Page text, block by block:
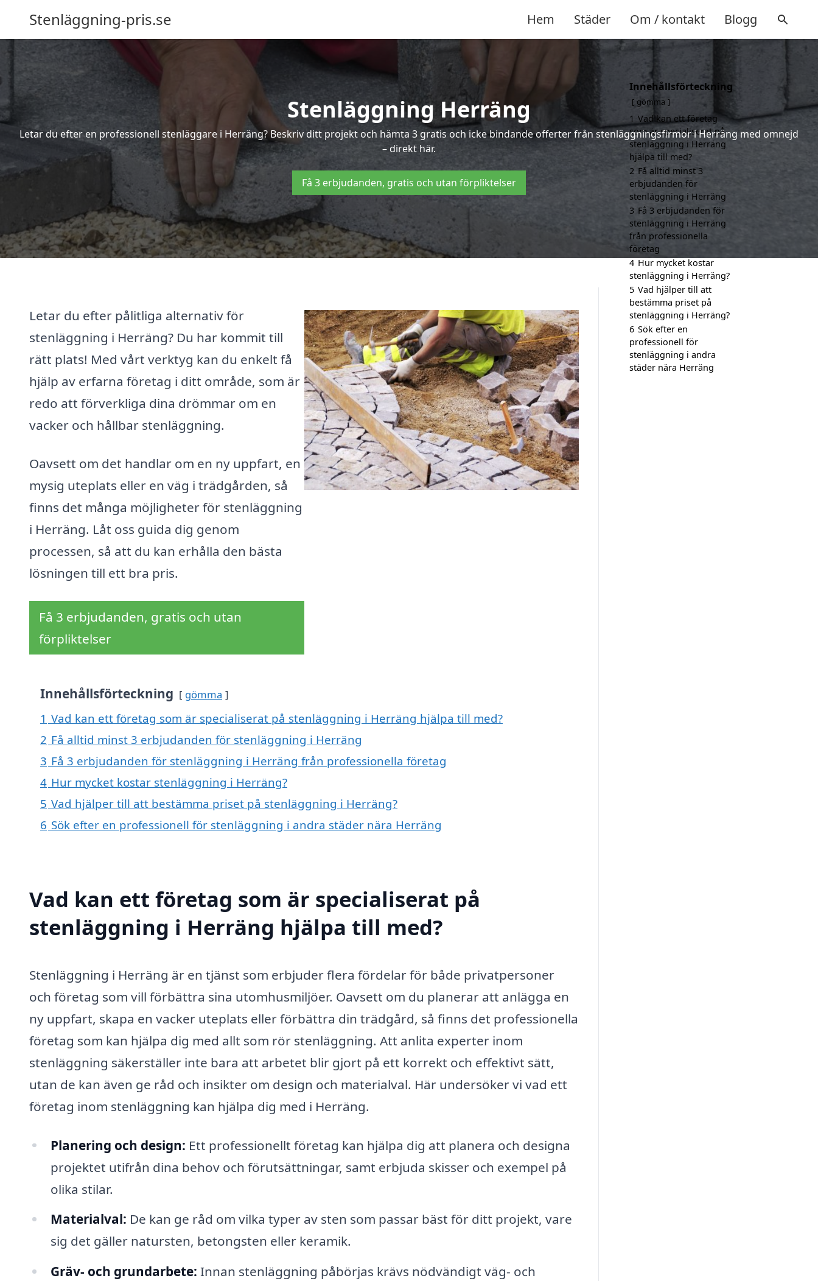
Stenläggning-pris.se Hem Städer Om / kontakt Blogg
Stenläggning Herräng
Letar du efter en professionell stenläggare i Herräng? Beskriv ditt projekt och hämta 3 gratis och icke bindande offerter från stenläggningsfirmor i Herräng med omnejd
– direkt här.
Få 3 erbjudanden, gratis och utan förpliktelser
Letar du efter pålitliga alternativ för
stenläggning i Herräng? Du har kommit till
rätt plats! Med vårt verktyg kan du enkelt få
hjälp av erfarna företag i ditt område, som är
redo att förverkliga dina drömmar om en
vacker och hållbar stenläggning.
Oavsett om det handlar om en ny uppfart, en
mysig uteplats eller en väg i trädgården, så
finns det många möjligheter för stenläggning
i Herräng. Låt oss guida dig genom
processen, så att du kan erhålla den bästa
lösningen till ett bra pris.
Få 3 erbjudanden, gratis och utan
förpliktelser
Innehållsförteckning gömma
1 Vad kan ett företag som är specialiserat på stenläggning i Herräng hjälpa till med?
2 Få alltid minst 3 erbjudanden för stenläggning i Herräng
3 Få 3 erbjudanden för stenläggning i Herräng från professionella företag
4 Hur mycket kostar stenläggning i Herräng?
5 Vad hjälper till att bestämma priset på stenläggning i Herräng?
6 Sök efter en professionell för stenläggning i andra städer nära Herräng
Vad kan ett företag som är specialiserat på
stenläggning i Herräng hjälpa till med?
Stenläggning i Herräng är en tjänst som erbjuder flera fördelar för både privatpersoner
och företag som vill förbättra sina utomhusmiljöer. Oavsett om du planerar att anlägga en
ny uppfart, skapa en vacker uteplats eller förbättra din trädgård, så finns det professionella
företag som kan hjälpa dig med allt som rör stenläggning. Att anlita experter inom
stenläggning säkerställer inte bara att arbetet blir gjort på ett korrekt och effektivt sätt,
utan de kan även ge råd och insikter om design och materialval. Här undersöker vi vad ett
företag inom stenläggning kan hjälpa dig med i Herräng.
Planering och design: Ett professionellt företag kan hjälpa dig att planera och designa
projektet utifrån dina behov och förutsättningar, samt erbjuda skisser och exempel på
olika stilar.
Materialval: De kan ge råd om vilka typer av sten som passar bäst för ditt projekt, vare
sig det gäller natursten, betongsten eller keramik.
Gräv- och grundarbete: Innan stenläggning påbörjas krävs nödvändigt väg- och
Innehållsförteckning
gömma
1 Vad kan ett företag
som är specialiserat på
stenläggning i Herräng
hjälpa till med?
2 Få alltid minst 3
erbjudanden för
stenläggning i Herräng
3 Få 3 erbjudanden för
stenläggning i Herräng
från professionella
företag
4 Hur mycket kostar
stenläggning i Herräng?
5 Vad hjälper till att
bestämma priset på
stenläggning i Herräng?
6 Sök efter en
professionell för
stenläggning i andra
städer nära Herräng